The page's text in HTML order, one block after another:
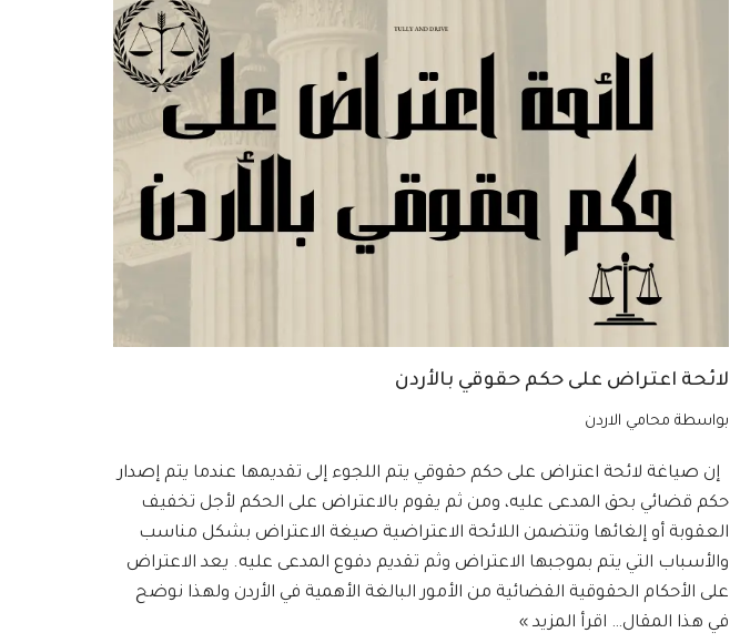
لائحة اعتراض على حكم حقوقي بالأردن
بواسطة محامي الاردن
إن صياغة لائحة اعتراض على حكم حقوقي يتم اللجوء إلى تقديمها عندما يتم إصدار
حكم قضائي بحق المدعى عليه، ومن ثم يقوم بالاعتراض على الحكم لأجل تخفيف
العقوبة أو إلغائها وتتضمن اللائحة الاعتراضية صيغة الاعتراض بشكل مناسب
والأسباب التي يتم بموجبها الاعتراض وثم تقديم دفوع المدعى عليه. يعد الاعتراض
على الأحكام الحقوقية القضائية من الأمور البالغة الأهمية في الأردن ولهذا نوضح
في هذا المقال… اقرأ المزيد »